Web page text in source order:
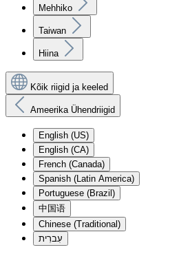
Mehhiko
Taiwan
Hiina
Kõik riigid ja keeled
Ameerika Ühendriigid
English (US)
English (CA)
French (Canada)
Spanish (Latin America)
Portuguese (Brazil)
中国语
Chinese (Traditional)
עִברִית